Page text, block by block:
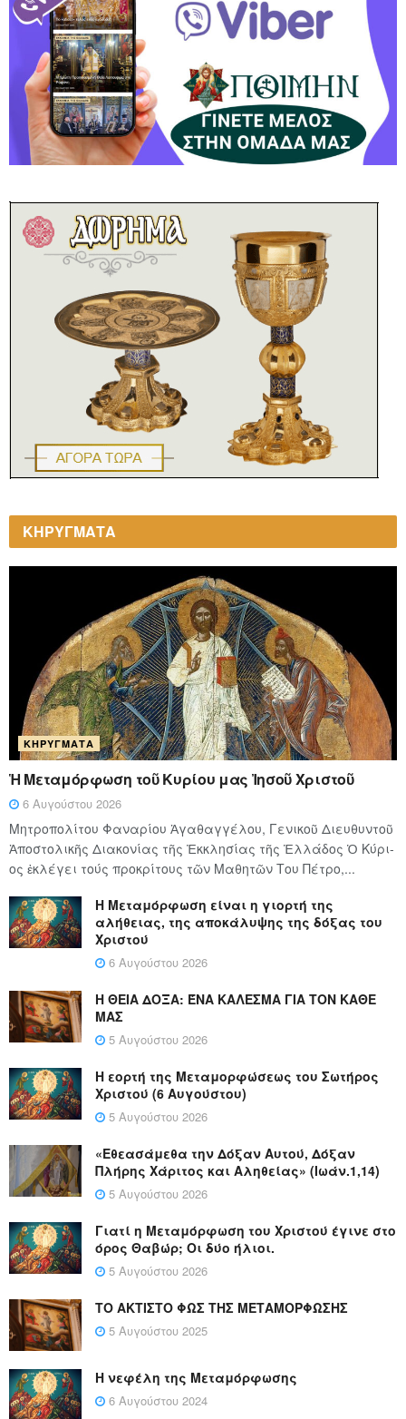
ΚΗΡΥΓΜΑΤΑ
ΚΗΡΎΓΜΑΤΑ
Ἡ Μεταμόρφωση τοῦ Κυρίου μας Ἰησοῦ Χριστοῦ
6 Αυγούστου 2026
Μητροπολίτου Φαναρίου Ἀγαθαγγέλου, Γενικοῦ Διευθυντοῦ
Ἀποστολικῆς Διακονίας τῆς Ἐκκλησίας τῆς Ἑλλάδος Ὁ Κύ­ρι­
ος ἐκλέγει τούς προ­κρί­τους τῶν Μα­θη­τῶν Του Πέ­τρο,...
Η Μεταμόρφωση είναι η γιορτή της
αλήθειας, της αποκάλυψης της δόξας του
Χριστού
6 Αυγούστου 2026
Η ΘΕΙΑ ΔΟΞΑ: ΈΝΑ ΚΑΛΕΣΜΑ ΓΙΑ ΤΟΝ ΚΑΘΕ
ΜΑΣ
5 Αυγούστου 2026
Η εορτή της Μεταμορφώσεως του Σωτήρος
Χριστού (6 Αυγούστου)
5 Αυγούστου 2026
«Εθεασάμεθα την Δόξαν Αυτού, Δόξαν
Πλήρης Χάριτος και Αληθείας» (Ιωάν.1,14)
5 Αυγούστου 2026
Γιατί η Μεταμόρφωση του Χριστού έγινε στο
όρος Θαβώρ; Οι δύο ήλιοι.
5 Αυγούστου 2026
ΤΟ ΑΚΤΙΣΤΟ ΦΩΣ ΤΗΣ ΜΕΤΑΜΟΡΦΩΣΗΣ
5 Αυγούστου 2025
Η νεφέλη της Μεταμόρφωσης
6 Αυγούστου 2024